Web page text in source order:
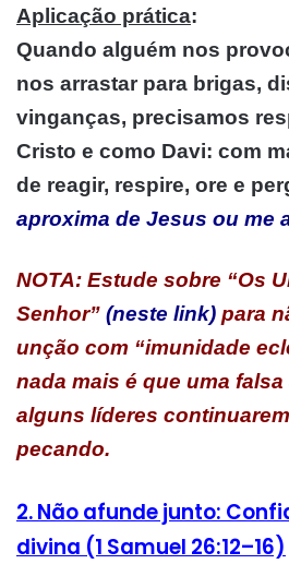
Aplicação prática:
Quando alguém nos
nos arrastar para brigas,
vinganças, precisamos
Cristo e como Davi: com
de reagir, respire, ore e
aproxima de Jesus ou me
NOTA: Estude sobre “Os
Senhor” (neste link) para
unção com “imunidade
nada mais é que uma
alguns líderes
pecando.
2. Não afunde junto:
divina (1 Samuel 26:12–16)